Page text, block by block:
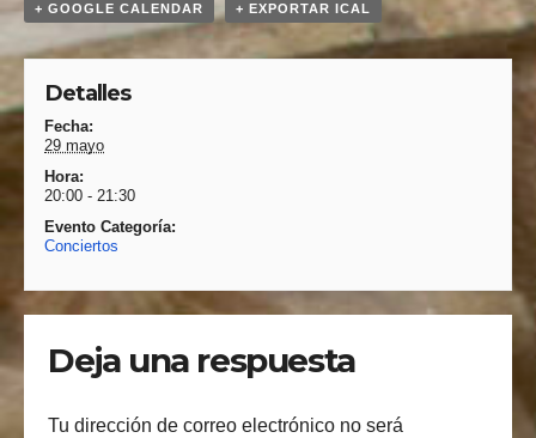
+ GOOGLE CALENDAR + EXPORTAR ICAL
Detalles
Fecha:
29 mayo
Hora:
20:00 - 21:30
Evento Categoría:
Conciertos
Deja una respuesta
Tu dirección de correo electrónico no será